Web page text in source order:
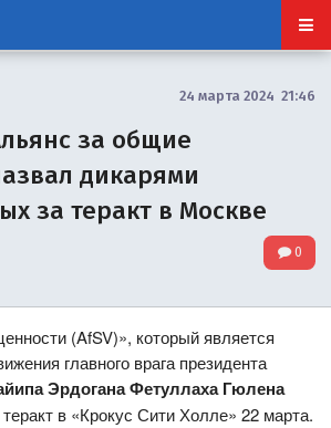
24 марта 2024 21:46
за общие
дикарями
за теракт в Москве
0
(AfSV)», который является
главного врага президента
Эрдогана Фетуллаха Гюлена
в «Крокус Сити Холле» 22 марта.